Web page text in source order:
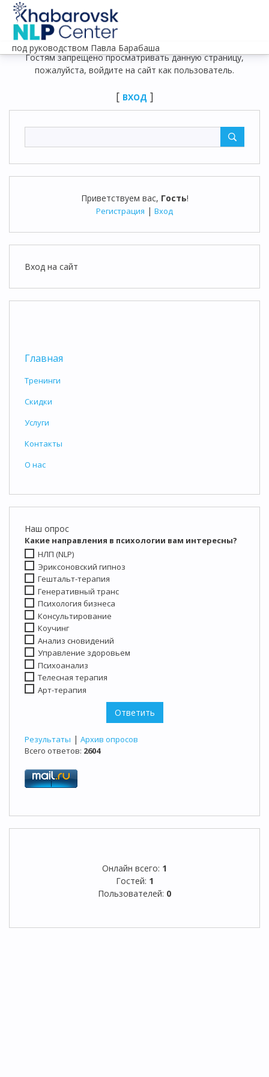
под руководством Павла Барабаша
Приветствуем вас, Гость!
Регистрация | Вход
Вход на сайт
Главная
Тренинги
Скидки
Услуги
Контакты
О нас
Наш опрос
Какие направления в психологии вам интересны?
НЛП (NLP)
Эриксоновский гипноз
Гештальт-терапия
Генеративный транс
Психология бизнеса
Консультирование
Коучинг
Анализ сновидений
Управление здоровьем
Психоанализ
Телесная терапия
Арт-терапия
Результаты | Архив опросов
Всего ответов: 2604
Онлайн всего: 1
Гостей: 1
Пользователей: 0
Гостям запрещено просматривать данную страницу,
пожалуйста, войдите на сайт как пользователь.
[ ВХОД]